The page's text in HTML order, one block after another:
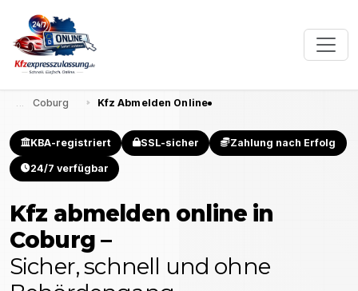
Coburg Kfz Abmelden Online
KBA-registriert SSL-sicher Zahlung nach Erfolg
24/7 verfügbar
Kfz abmelden online in
Coburg–
Sicher, schnell und ohne